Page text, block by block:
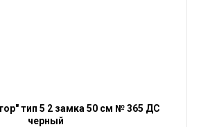
тип 5 2 замка 50 см № 365 ДС
черный